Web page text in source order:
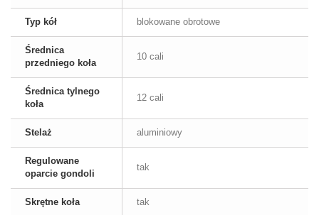
Typ kół blokowane obrotowe
Średnica
przedniego koła
10 cali
Średnica tylnego
koła
12 cali
Stelaż aluminiowy
Regulowane
oparcie gondoli
tak
Skrętne koła tak